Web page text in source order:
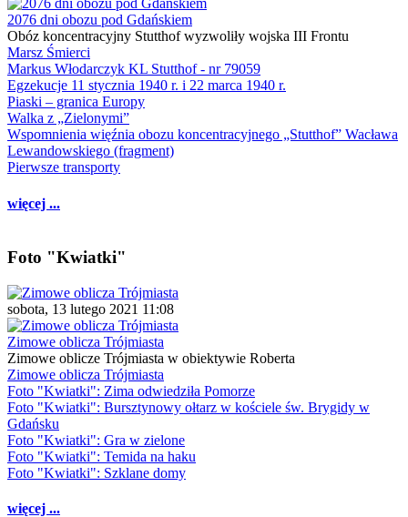
2076 dni obozu pod Gdańskiem
Obóz koncentracyjny Stutthof wyzwoliły wojska III Frontu
Marsz Śmierci
Markus Włodarczyk KL Stutthof - nr 79059
Egzekucje 11 stycznia 1940 r. i 22 marca 1940 r.
Piaski – granica Europy
Walka z „Zielonymi”
Wspomnienia więźnia obozu koncentracyjnego „Stutthof” Wacława
Lewandowskiego (fragment)
Pierwsze transporty
więcej ...
Foto "Kwiatki"
sobota, 13 lutego 2021 11:08
Zimowe oblicza Trójmiasta
Zimowe oblicze Trójmiasta w obiektywie Roberta
Zimowe oblicza Trójmiasta
Foto "Kwiatki": Zima odwiedziła Pomorze
Foto "Kwiatki": Bursztynowy ołtarz w kościele św. Brygidy w
Gdańsku
Foto "Kwiatki": Gra w zielone
Foto "Kwiatki": Temida na haku
Foto "Kwiatki": Szklane domy
więcej ...